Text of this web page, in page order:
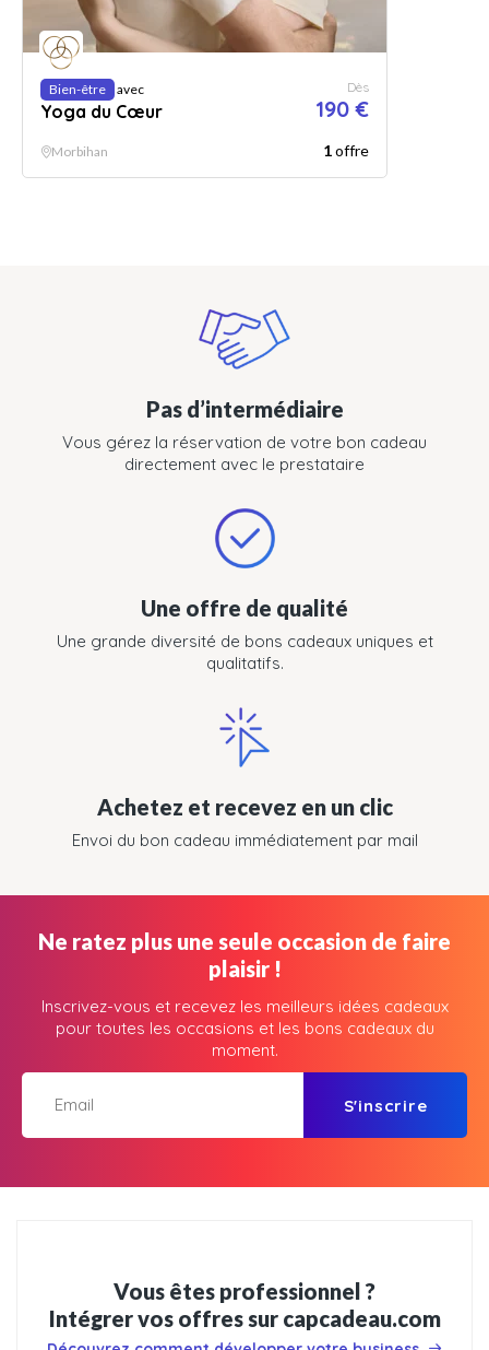
Bien-être avec
Yoga du Cœur
Dès
190 €
Morbihan 1offre
Pas d’intermédiaire
Vous gérez la réservation de votre bon cadeau
directement avec le prestataire
Une offre de qualité
Une grande diversité de bons cadeaux uniques et
qualitatifs.
Achetez et recevez en un clic
Envoi du bon cadeau immédiatement par mail
Ne ratez plus une seule occasion de faire
plaisir !
Inscrivez-vous et recevez les meilleurs idées cadeaux
pour toutes les occasions et les bons cadeaux du
moment.
S'inscrire
Vous êtes professionnel ?
Intégrer vos offres sur capcadeau.com